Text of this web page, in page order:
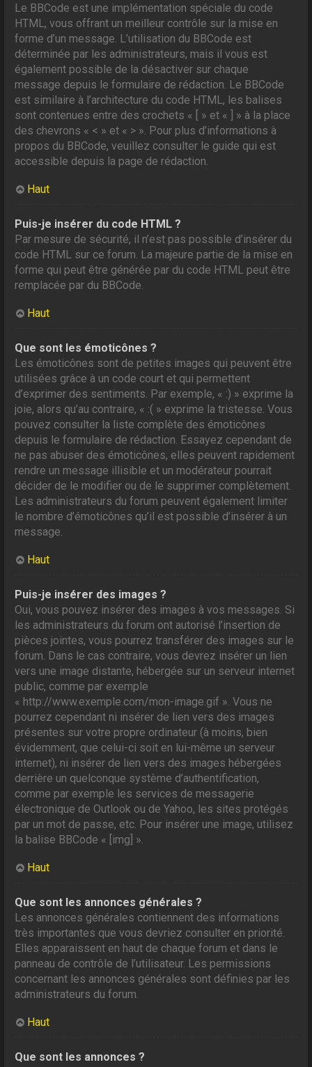
Le BBCode est une implémentation spéciale du code
HTML, vous offrant un meilleur contrôle sur la mise en
forme d’un message. L’utilisation du BBCode est
déterminée par les administrateurs, mais il vous est
également possible de la désactiver sur chaque
message depuis le formulaire de rédaction. Le BBCode
est similaire à l’architecture du code HTML, les balises
sont contenues entre des crochets « [ » et « ] » à la place
des chevrons « < » et « > ». Pour plus d’informations à
propos du BBCode, veuillez consulter le guide qui est
accessible depuis la page de rédaction.
Haut
Puis-je insérer du code HTML ?
Par mesure de sécurité, il n’est pas possible d’insérer du
code HTML sur ce forum. La majeure partie de la mise en
forme qui peut être générée par du code HTML peut être
remplacée par du BBCode.
Haut
Que sont les émoticônes ?
Les émoticônes sont de petites images qui peuvent être
utilisées grâce à un code court et qui permettent
d’exprimer des sentiments. Par exemple, « :) » exprime la
joie, alors qu’au contraire, « :( » exprime la tristesse. Vous
pouvez consulter la liste complète des émoticônes
depuis le formulaire de rédaction. Essayez cependant de
ne pas abuser des émoticônes, elles peuvent rapidement
rendre un message illisible et un modérateur pourrait
décider de le modifier ou de le supprimer complètement.
Les administrateurs du forum peuvent également limiter
le nombre d’émoticônes qu’il est possible d’insérer à un
message.
Haut
Puis-je insérer des images ?
Oui, vous pouvez insérer des images à vos messages. Si
les administrateurs du forum ont autorisé l’insertion de
pièces jointes, vous pourrez transférer des images sur le
forum. Dans le cas contraire, vous devrez insérer un lien
vers une image distante, hébergée sur un serveur internet
public, comme par exemple
« http://www.exemple.com/mon-image.gif ». Vous ne
pourrez cependant ni insérer de lien vers des images
présentes sur votre propre ordinateur (à moins, bien
évidemment, que celui-ci soit en lui-même un serveur
internet), ni insérer de lien vers des images hébergées
derrière un quelconque système d’authentification,
comme par exemple les services de messagerie
électronique de Outlook ou de Yahoo, les sites protégés
par un mot de passe, etc. Pour insérer une image, utilisez
la balise BBCode « [img] ».
Haut
Que sont les annonces générales ?
Les annonces générales contiennent des informations
très importantes que vous devriez consulter en priorité.
Elles apparaissent en haut de chaque forum et dans le
panneau de contrôle de l’utilisateur. Les permissions
concernant les annonces générales sont définies par les
administrateurs du forum.
Haut
Que sont les annonces ?